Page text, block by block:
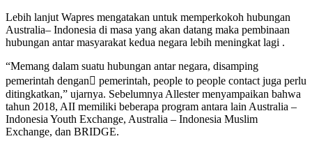
Lebih lanjut Wapres mengatakan untuk memperkokoh hubungan
Australia– Indonesia di masa yang akan datang maka pembinaan
hubungan antar masyarakat kedua negara lebih meningkat lagi .
“Memang dalam suatu hubungan antar negara, disamping
pemerintah dengan pemerintah, people to people contact juga perlu
ditingkatkan,” ujarnya. Sebelumnya Allester menyampaikan bahwa
tahun 2018, AII memiliki beberapa program antara lain Australia –
Indonesia Youth Exchange, Australia – Indonesia Muslim
Exchange, dan BRIDGE.